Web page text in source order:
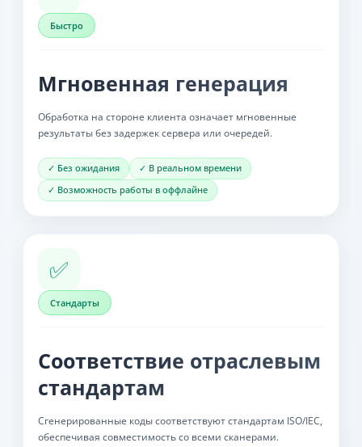
Быстро
Мгновенная генерация
Обработка на стороне клиента означает мгновенные
результаты без задержек сервера или очередей.
✓ Без ожидания
✓ В реальном времени
✓ Возможность работы в оффлайне
✅
Стандарты
Соответствие отраслевым
стандартам
Сгенерированные коды соответствуют стандартам ISO/IEC,
обеспечивая совместимость со всеми сканерами.